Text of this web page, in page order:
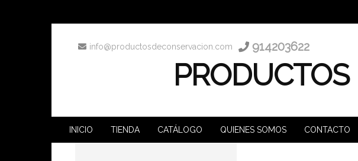
info@productosdeconservacion.com 914203622
INICIO TIENDA CATÁLOGO QUIENES SOMOS CONTACTO